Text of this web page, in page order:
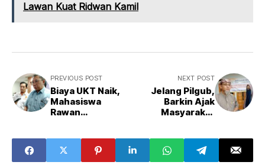
Lawan Kuat Ridwan Kamil
PREVIOUS POST
Biaya UKT Naik,
Mahasiswa
Rawan
NEXT POST
Jelang Pilgub,
Barkin Ajak
Masyarakat